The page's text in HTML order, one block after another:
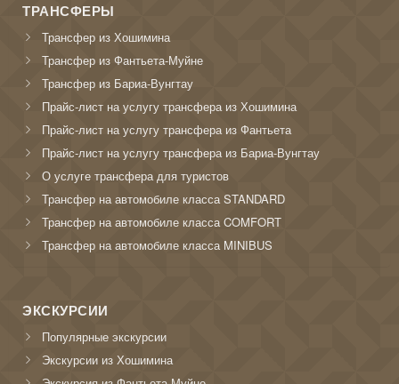
ТРАНСФЕРЫ
Трансфер из Хошимина
Трансфер из Фантьета-Муйне
Трансфер из Бариа-Вунгтау
Прайс-лист на услугу трансфера из Хошимина
Прайс-лист на услугу трансфера из Фантьета
Прайс-лист на услугу трансфера из Бариа-Вунгтау
О услуге трансфера для туристов
Трансфер на автомобиле класса STANDARD
Трансфер на автомобиле класса COMFORT
Трансфер на автомобиле класса MINIBUS
ЭКСКУРСИИ
Популярные экскурсии
Экскурсии из Хошимина